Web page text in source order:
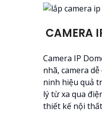
CAMERA
Camera IP
nhã, camera
ninh hiệu quả
lý từ xa qua
thiết kế nội